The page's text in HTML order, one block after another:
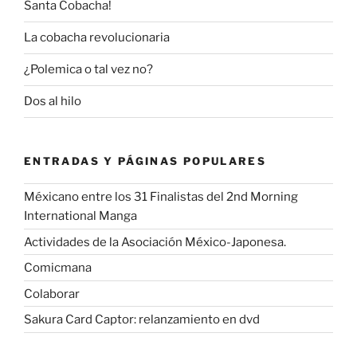
Santa Cobacha!
La cobacha revolucionaria
¿Polemica o tal vez no?
Dos al hilo
ENTRADAS Y PÁGINAS POPULARES
Méxicano entre los 31 Finalistas del 2nd Morning
International Manga
Actividades de la Asociación México-Japonesa.
Comicmana
Colaborar
Sakura Card Captor: relanzamiento en dvd